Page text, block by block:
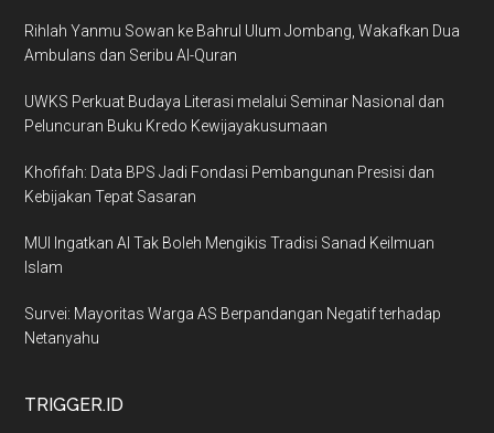
Rihlah Yanmu Sowan ke Bahrul Ulum Jombang, Wakafkan Dua
Ambulans dan Seribu Al-Quran
UWKS Perkuat Budaya Literasi melalui Seminar Nasional dan
Peluncuran Buku Kredo Kewijayakusumaan
Khofifah: Data BPS Jadi Fondasi Pembangunan Presisi dan
Kebijakan Tepat Sasaran
MUI Ingatkan AI Tak Boleh Mengikis Tradisi Sanad Keilmuan
Islam
Survei: Mayoritas Warga AS Berpandangan Negatif terhadap
Netanyahu
TRIGGER.ID